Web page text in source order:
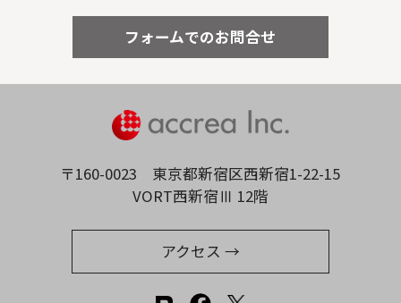
フォームでのお問合せ
〒160-0023 東京都新宿区西新宿1-22-15
VORT西新宿Ⅲ 12階
アクセス →